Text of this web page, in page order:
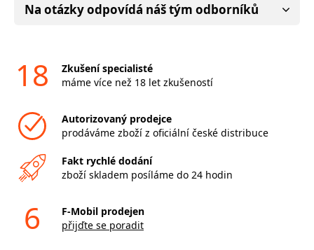
Na otázky odpovídá náš tým odborníků
18
Zkušení specialisté
máme více než 18 let zkušeností
Autorizovaný prodejce
prodáváme zboží z oficiální české distribuce
Fakt rychlé dodání
zboží skladem posíláme do 24 hodin
6
F-Mobil prodejen
přijďte se poradit